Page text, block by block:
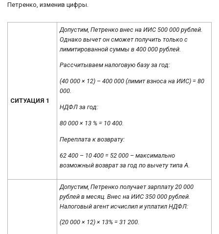
Петренко, изменив цифры.
СИТУАЦИЯ 1
Допустим, Петренко внес на ИИС 500 000 рублей.
Однако вычет он сможет получить только с
лимитированной суммы в 400 000 рублей.
Рассчитываем налоговую базу за год:
(40 000 × 12) – 400 000 (лимит взноса на ИИС) = 80
000.
НДФЛ за год:
80 000 × 13 % = 10 400.
Переплата к возврату:
62 400 – 10 400 = 52 000 – максимально
возможный возврат за год по вычету типа А.
Допустим, Петренко получает зарплату 20 000
рублей в месяц. Внес на ИИС 350 000 рублей.
Налоговый агент исчислил и уплатил НДФЛ:
(20 000 × 12) × 13% = 31 200.